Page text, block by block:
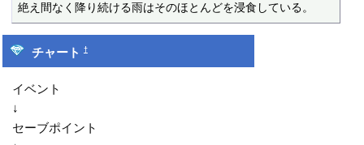
絶え間なく降り続ける雨はそのほとんどを浸食している。
チャート †
イベント
↓
セーブポイント